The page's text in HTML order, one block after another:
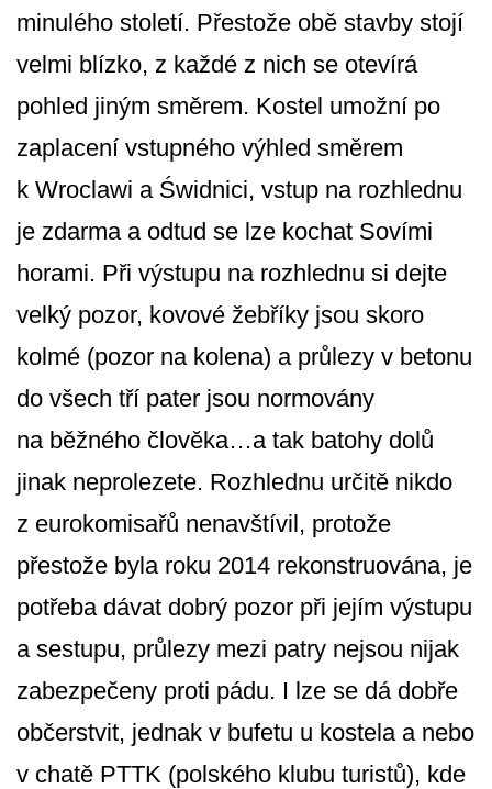
minulého století. Přestože obě stavby stojí
velmi blízko, z každé z nich se otevírá
pohled jiným směrem. Kostel umožní po
zaplacení vstupného výhled směrem
k Wroclawi a Świdnici, vstup na rozhlednu
je zdarma a odtud se lze kochat Sovími
horami. Při výstupu na rozhlednu si dejte
velký pozor, kovové žebříky jsou skoro
kolmé (pozor na kolena) a průlezy v betonu
do všech tří pater jsou normovány
na běžného člověka…a tak batohy dolů
jinak neprolezete. Rozhlednu určitě nikdo
z eurokomisařů nenavštívil, protože
přestože byla roku 2014 rekonstru­ována, je
potřeba dávat dobrý pozor při jejím výstupu
a sestupu, průlezy mezi patry nejsou nijak
zabezpečeny proti pádu. I lze se dá dobře
občerstvit, jednak v bufetu u kostela a nebo
v chatě PTTK (polského klubu turistů), kde